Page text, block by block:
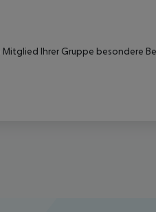
Ihrer Gruppe besondere